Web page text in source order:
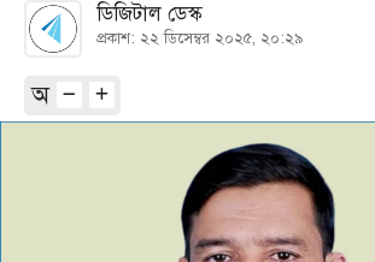
ডিজিটাল ডেস্ক
প্রকাশ: ২২ ডিসেম্বর ২০২৫, ২০:২৯
অ